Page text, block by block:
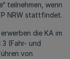
teilnehmen, wenn
NRW stattfindet.
die KA im
(Fahr- und
von